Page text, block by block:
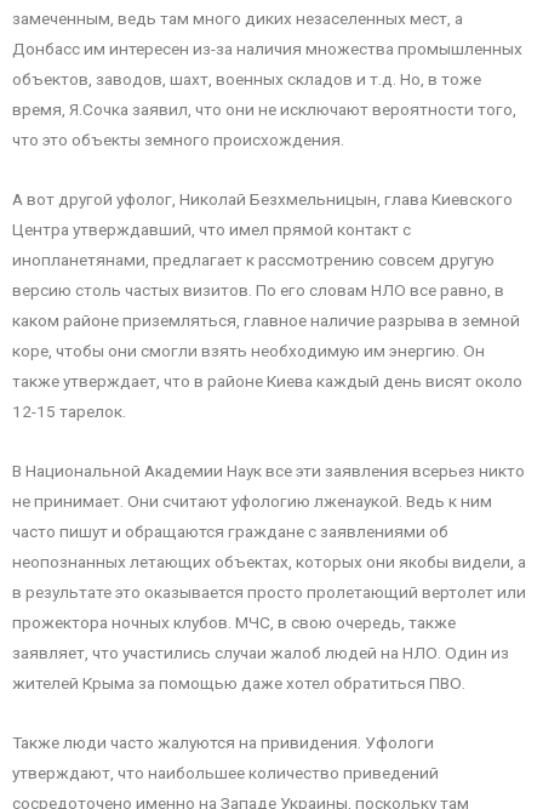
замеченным, ведь там много диких незаселенных мест, а
Донбасс им интересен из-за наличия множества промышленных
объектов, заводов, шахт, военных складов и т.д. Но, в тоже
время, Я.Сочка заявил, что они не исключают вероятности того,
что это объекты земного происхождения.
А вот другой уфолог, Николай Безхмельницын, глава Киевского
Центра утверждавший, что имел прямой контакт с
инопланетянами, предлагает к рассмотрению совсем другую
версию столь частых визитов. По его словам НЛО все равно, в
каком районе приземляться, главное наличие разрыва в земной
коре, чтобы они смогли взять необходимую им энергию. Он
также утверждает, что в районе Киева каждый день висят около
12-15 тарелок.
В Национальной Академии Наук все эти заявления всерьез никто
не принимает. Они считают уфологию лженаукой. Ведь к ним
часто пишут и обращаются граждане с заявлениями об
неопознанных летающих объектах, которых они якобы видели, а
в результате это оказывается просто пролетающий вертолет или
прожектора ночных клубов. МЧС, в свою очередь, также
заявляет, что участились случаи жалоб людей на НЛО. Один из
жителей Крыма за помощью даже хотел обратиться ПВО.
Также люди часто жалуются на привидения. Уфологи
утверждают, что наибольшее количество приведений
сосредоточено именно на Западе Украины, поскольку там